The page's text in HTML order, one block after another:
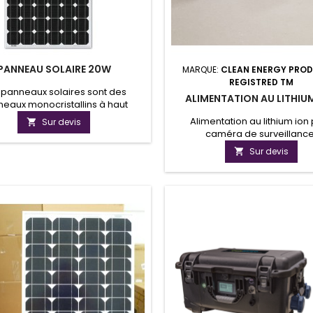
SOLAIRE 20W
solaires sont des
monocristallins à haut
de 12 volts. Ils vous
l'énergie nécessaire même
nuageux pour charger vos
en aluminium de haute
résistance....
 Sur devis
MARQUE: CLEAN ENERGY
REGISTRED TM
ALIMENTATION AU
Alimentation au lithium ion
caméra de
Rechargement sur l'éclairage
via station solaire.Fabrication
besoins.
 Sur devis